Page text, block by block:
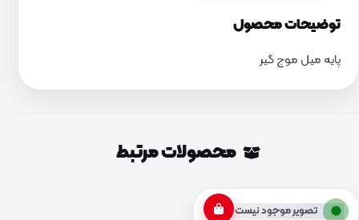
توضیحات محصول
پایه میل موج گیر
محصولات مرتبط
تصویر موجود نیست